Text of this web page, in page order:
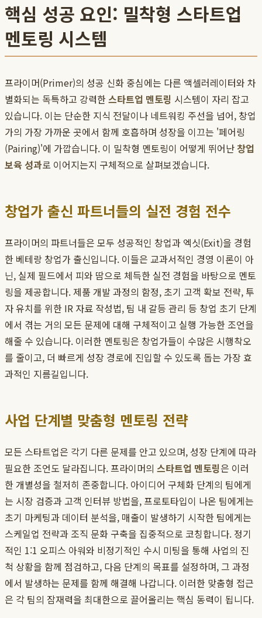
핵심 성공 요인: 밀착형 스타트업
멘토링 시스템
프라이머(Primer)의 성공 신화 중심에는 다른 액셀러레이터와 차
별화되는 독특하고 강력한스타트업 멘토링 시스템이 자리 잡고
있습니다. 이는 단순한 지식 전달이나 네트워킹 주선을 넘어, 창업
가의 가장 가까운 곳에서 함께 호흡하며 성장을 이끄는 '페어링
(Pairing)'에 가깝습니다. 이 밀착형 멘토링이 어떻게 뛰어난 창업
보육 성과로 이어지는지 구체적으로 살펴보겠습니다.
창업가 출신 파트너들의 실전 경험 전수
프라이머의 파트너들은 모두 성공적인 창업과 엑싯(Exit)을 경험
한 베테랑 창업가 출신입니다. 이들은 교과서적인 경영 이론이 아
닌, 실제 필드에서 피와 땀으로 체득한 실전 경험을 바탕으로 멘토
링을 제공합니다. 제품 개발 과정의 함정, 초기 고객 확보 전략, 투
자 유치를 위한 IR 자료 작성법, 팀 내 갈등 관리 등 창업 초기 단계
에서 겪는 거의 모든 문제에 대해 구체적이고 실행 가능한 조언을
해줄 수 있습니다. 이러한 멘토링은 창업가들이 수많은 시행착오
를 줄이고, 더 빠르게 성장 경로에 진입할 수 있도록 돕는 가장 효
과적인 지름길입니다.
사업 단계별 맞춤형 멘토링 전략
모든 스타트업은 각기 다른 문제를 안고 있으며, 성장 단계에 따라
필요한 조언도 달라집니다. 프라이머의 스타트업 멘토링은 이러
한 개별성을 철저히 존중합니다. 아이디어 구체화 단계의 팀에게
는 시장 검증과 고객 인터뷰 방법을, 프로토타입이 나온 팀에게는
초기 마케팅과 데이터 분석을, 매출이 발생하기 시작한 팀에게는
스케일업 전략과 조직 문화 구축을 집중적으로 코칭합니다. 정기
적인 1:1 오피스 아워와 비정기적인 수시 미팅을 통해 사업의 진
척 상황을 함께 점검하고, 다음 단계의 목표를 설정하며, 그 과정
에서 발생하는 문제를 함께 해결해 나갑니다. 이러한 맞춤형 접근
은 각 팀의 잠재력을 최대한으로 끌어올리는 핵심 동력이 됩니다.